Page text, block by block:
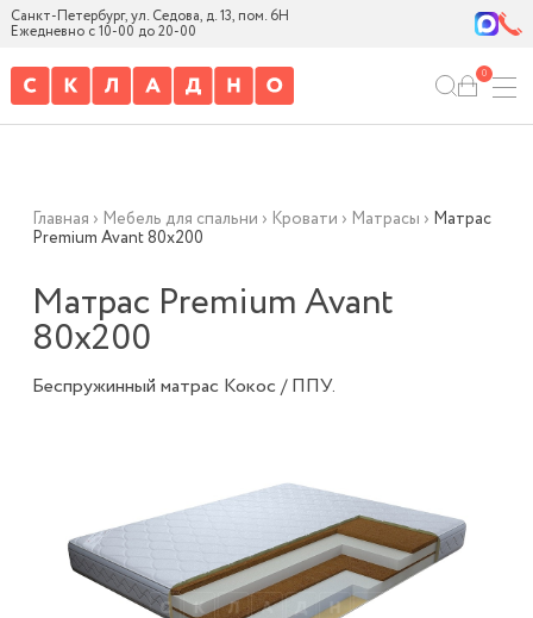
Санкт-Петербург, ул. Седова, д. 13, пом. 6Н
Ежедневно с 10-00 до 20-00
0
Главная › Мебель для спальни › Кровати › Матрасы › Матрас
Premium Avant 80х200
Матрас Premium Avant
80х200
Беспружинный матрас Кокос / ППУ.